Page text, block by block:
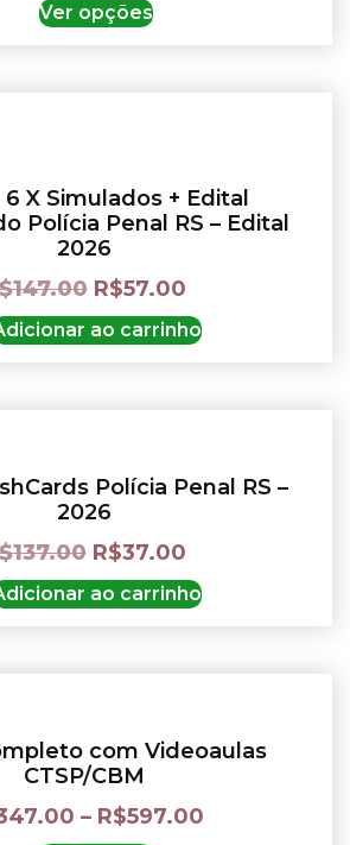
Ver opções
X Simulados + Edital
Polícia Penal RS – Edital
2026
147.00 R$57.00
ao carrinho
Polícia Penal RS –
2026
137.00 R$37.00
ao carrinho
com Videoaulas
CTSP/CBM
– R$597.00